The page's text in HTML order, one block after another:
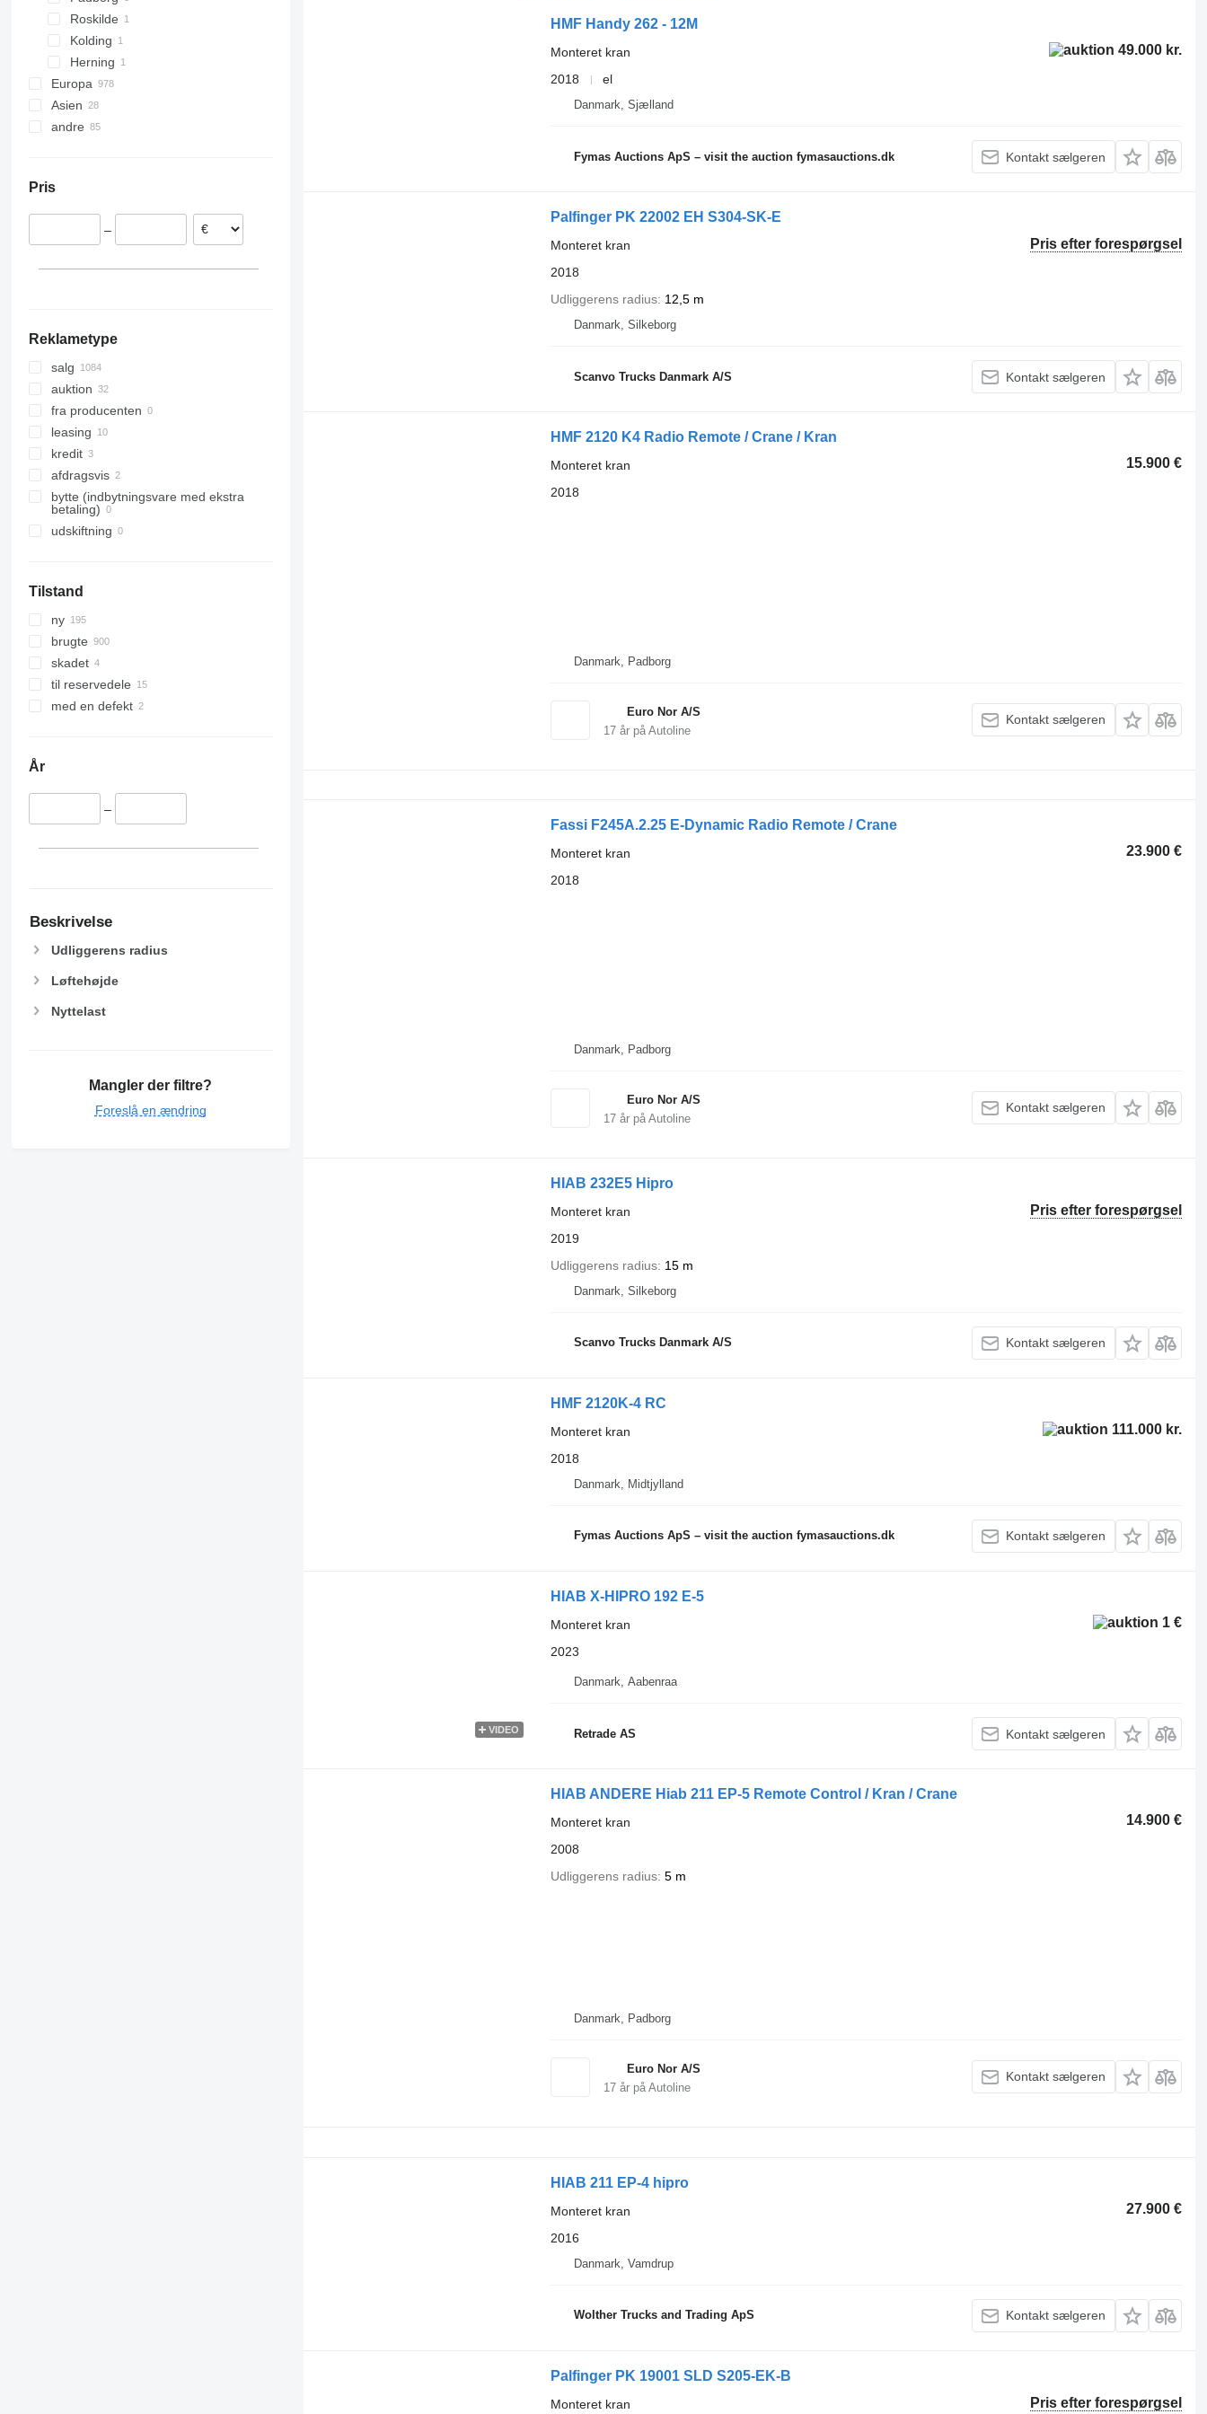
Roskilde
Kolding
Herning
Europa
Spanien
Nederlandene
Portugal
Belgien
Asien
Forenede Arabiske Emirater
andre
Pris
–
Reklametype
salg
auktion
fra producenten
leasing
kredit
afdragsvis
bytte (indbytningsvare med ekstra
betaling)
udskiftning
Tilstand
ny
brugte
skadet
til reservedele
med en defekt
År
–
Beskrivelse
Udliggerens radius
Løftehøjde
Nyttelast
Mangler der filtre?
Foreslå en ændring
HMF Handy 262 - 12M
49.000 kr.
Monteret kran
2018
el
Danmark, Sjælland
Fymas Auctions ApS – visit the auction fymasauctions.dk Kontakt sælgeren
Palfinger PK 22002 EH S304-SK-E
Pris efter forespørgsel
Monteret kran
2018
Udliggerens radius 12,5 m
Danmark, Silkeborg
Scanvo Trucks Danmark A/S Kontakt sælgeren
HMF 2120 K4 Radio Remote / Crane / Kran
15.900 €
Monteret kran
2018
Danmark, Padborg
Euro Nor A/S
17år på Autoline
Kontakt sælgeren
Fassi F245A.2.25 E-Dynamic Radio Remote / Crane
23.900 €
Monteret kran
2018
Danmark, Padborg
Euro Nor A/S
17år på Autoline
Kontakt sælgeren
HIAB 232E5 Hipro
Pris efter forespørgsel
Monteret kran
2019
Udliggerens radius 15 m
Danmark, Silkeborg
Scanvo Trucks Danmark A/S Kontakt sælgeren
HMF 2120K-4 RC
111.000 kr.
Monteret kran
2018
Danmark, Midtjylland
Fymas Auctions ApS – visit the auction fymasauctions.dk Kontakt sælgeren
VIDEO
HIAB X-HIPRO 192 E-5
1 €
Monteret kran
2023
Danmark, Aabenraa
Retrade AS Kontakt sælgeren
HIAB ANDERE Hiab 211 EP-5 Remote Control / Kran / Crane
14.900 €
Monteret kran
2008
Udliggerens radius 5 m
Danmark, Padborg
Euro Nor A/S
17år på Autoline
Kontakt sælgeren
HIAB 211 EP-4 hipro
27.900 €
Monteret kran
2016
Danmark, Vamdrup
Wolther Trucks and Trading ApS Kontakt sælgeren
Palfinger PK 19001 SLD S205-EK-B
Pris efter forespørgsel
Monteret kran